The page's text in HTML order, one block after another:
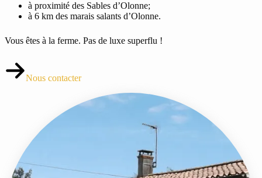
à proximité des Sables d’Olonne;
à 6 km des marais salants d’Olonne.
Vous êtes à la ferme. Pas de luxe superflu !
Nous contacter